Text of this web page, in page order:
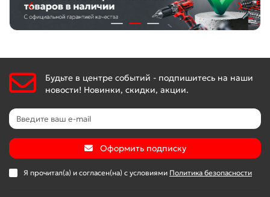
Будьте в центре событий - подпишитесь на наши
новости! Новинки, скидки, акции.
Оформить подписку
Я прочитал(а) и согласен(на) с условиями Политика безопасности